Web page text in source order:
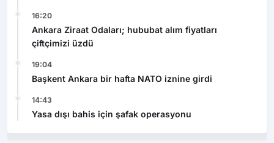
16:20
Ankara Ziraat Odaları; hububat alım fiyatları
çiftçimizi üzdü
19:04
Başkent Ankara bir hafta NATO iznine girdi
14:43
Yasa dışı bahis için şafak operasyonu